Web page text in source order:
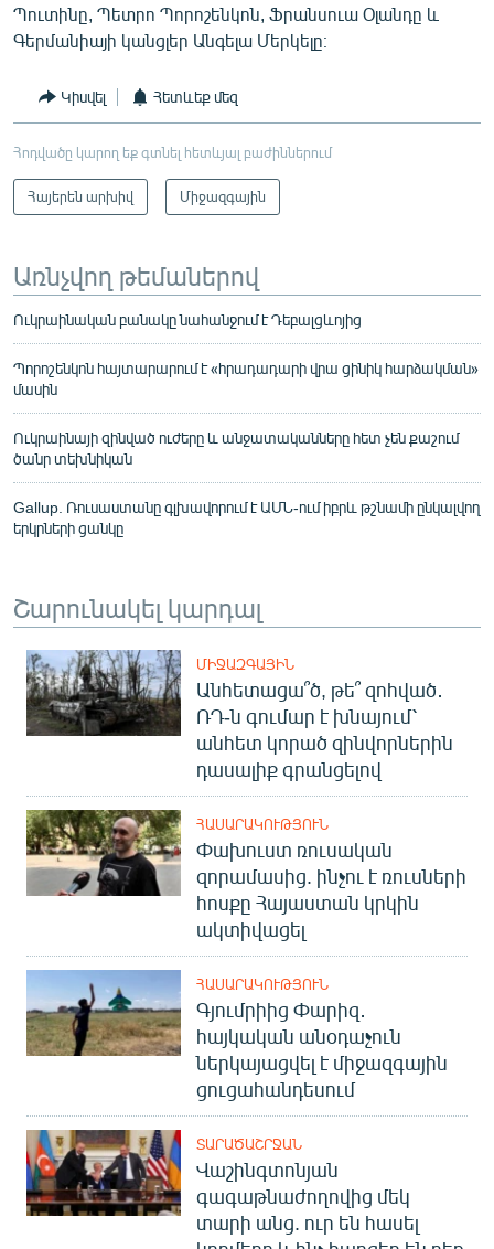
Պուտինը, Պետրո Պորոշենկոն, Ֆրանսուա Օլանդը և
Գերմանիայի կանցլեր Անգելա Մերկելը։
Կիսվել Հետևեք մեզ
Հոդվածը կարող եք գտնել հետևյալ բաժիններում
Հայերեն արխիվ Միջազգային
Առնչվող թեմաներով
Ուկրաինական բանակը նահանջում է Դեբալցևոյից
Պորոշենկոն հայտարարում է «հրադադարի վրա ցինիկ հարձակման»
մասին
Ուկրաինայի զինված ուժերը և անջատականները հետ չեն քաշում
ծանր տեխնիկան
Gallup. Ռուսաստանը գլխավորում է ԱՄՆ-ում իբրև թշնամի ընկալվող
երկրների ցանկը
Շարունակել կարդալ
ՄԻՋԱԶԳԱՅԻՆ
Անհետացա՞ծ, թե՞ զոհված․
ՌԴ-ն գումար է խնայում՝
անհետ կորած զինվորներին
դասալիք գրանցելով
ՀԱՍԱՐԱԿՈՒԹՅՈՒՆ
Փախուստ ռուսական
զորամասից. ինչու է ռուսների
հոսքը Հայաստան կրկին
ակտիվացել
ՀԱՍԱՐԱԿՈՒԹՅՈՒՆ
Գյումրիից Փարիզ․
հայկական անօդաչուն
ներկայացվել է միջազգային
ցուցահանդեսում
ՏԱՐԱԾԱՇՐՋԱՆ
Վաշինգտոնյան
գագաթնաժողովից մեկ
տարի անց. ուր են հասել